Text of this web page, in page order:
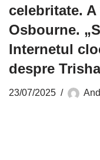
celebritate.
Osbourne.
Internetul
despre
23/07/2025